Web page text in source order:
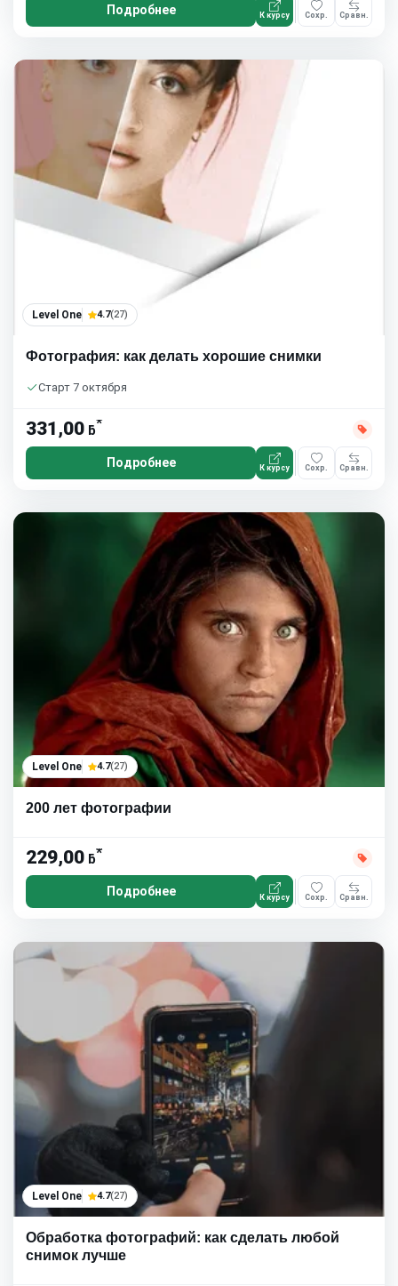
Подробнее К курсу Сохр. Сравн.
Level One 4.7(27)
Фотография: как делать хорошие снимки
Старт 7 октября
331,00 ƃ*
Подробнее К курсу Сохр. Сравн.
Level One 4.7(27)
200 лет фотографии
229,00 ƃ*
Подробнее К курсу Сохр. Сравн.
Level One 4.7(27)
Обработка фотографий: как сделать любой
снимок лучше